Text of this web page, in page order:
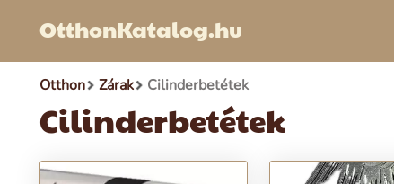
OtthonKatalog.hu
Otthon Zárak Cilinderbetétek
Cilinderbetétek